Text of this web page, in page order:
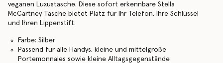
veganen Luxustasche. Diese sofort erkennbare Stella
McCartney Tasche bietet Platz für Ihr Telefon, Ihre Schlüssel
und Ihren Lippenstift.
Farbe: Silber
Passend für alle Handys, kleine und mittelgroße
Portemonnaies sowie kleine Alltagsgegenstände